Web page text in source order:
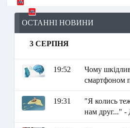
ОСТАННІ НОВИНИ
3 СЕРПНЯ
19:52
Чому
смартфоном
19:31
"Я колись
нам друг..."